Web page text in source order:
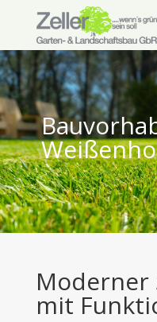
Moderner
mit